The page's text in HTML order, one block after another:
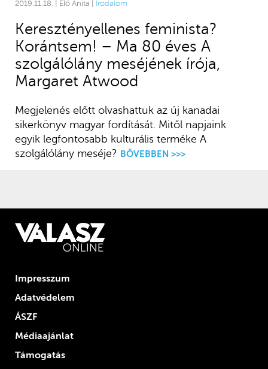
2019.11.18. | Élő Anita | Irodalom
Keresztényellenes feminista?
Korántsem! – Ma 80 éves A
szolgálólány meséjének írója,
Margaret Atwood
Megjelenés előtt olvashattuk az új kanadai
sikerkönyv magyar fordítását. Mitől napjaink
egyik legfontosabb kulturális terméke A
szolgálólány meséje? BŐVEBBEN >>>
Impresszum
Adatvédelem
ÁSZF
Médiaajánlat
Támogatás